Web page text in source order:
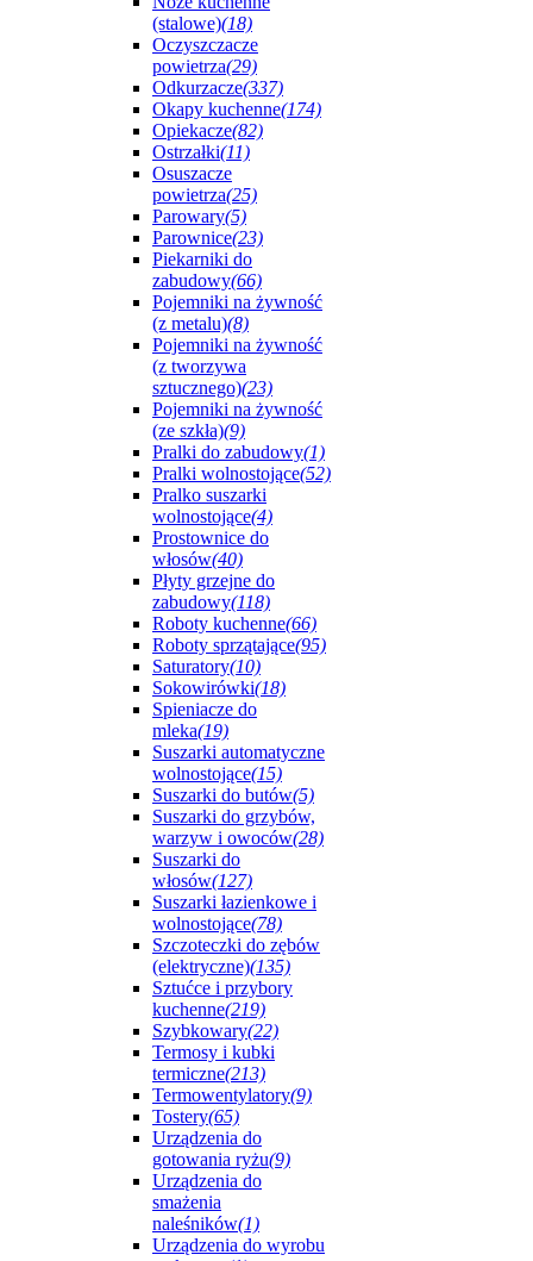
(stalowe)(18)
Oczyszczacze
powietrza(29)
Odkurzacze(337)
Okapy kuchenne(174)
Opiekacze(82)
Ostrzałki(11)
Osuszacze
powietrza(25)
Parowary(5)
Parownice(23)
Piekarniki do
zabudowy(66)
Pojemniki na żywność
(z metalu)(8)
Pojemniki na żywność
(z tworzywa
sztucznego)(23)
Pojemniki na żywność
(ze szkła)(9)
Pralki do zabudowy(1)
Pralki wolnostojące(52)
Pralko suszarki
wolnostojące(4)
Prostownice do
włosów(40)
Płyty grzejne do
zabudowy(118)
Roboty kuchenne(66)
Roboty sprzątające(95)
Saturatory(10)
Sokowirówki(18)
Spieniacze do
mleka(19)
Suszarki automatyczne
wolnostojące(15)
Suszarki do butów(5)
Suszarki do grzybów,
warzyw i owoców(28)
Suszarki do
włosów(127)
Suszarki łazienkowe i
wolnostojące(78)
Szczoteczki do zębów
(elektryczne)(135)
Sztućce i przybory
kuchenne(219)
Szybkowary(22)
Termosy i kubki
termiczne(213)
Termowentylatory(9)
Tostery(65)
Urządzenia do
gotowania ryżu(9)
Urządzenia do
smażenia
naleśników(1)
Urządzenia do wyrobu